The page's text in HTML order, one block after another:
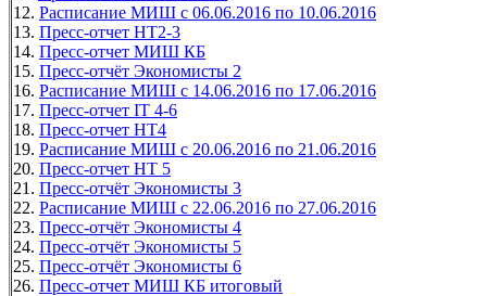
12. Расписание МИШ с 06.06.2016 по 10.06.2016
13. Пресс-отчет НТ2-3
14. Пресс-отчет МИШ КБ
15. Пресс-отчёт Экономисты 2
16. Расписание МИШ с 14.06.2016 по 17.06.2016
17. Пресс-отчет IT 4-6
18. Пресс-отчет НТ4
19. Расписание МИШ с 20.06.2016 по 21.06.2016
20. Пресс-отчет НТ 5
21. Пресс-отчёт Экономисты 3
22. Расписание МИШ с 22.06.2016 по 27.06.2016
23. Пресс-отчёт Экономисты 4
24. Пресс-отчёт Экономисты 5
25. Пресс-отчёт Экономисты 6
26. Пресс-отчет МИШ КБ итоговый